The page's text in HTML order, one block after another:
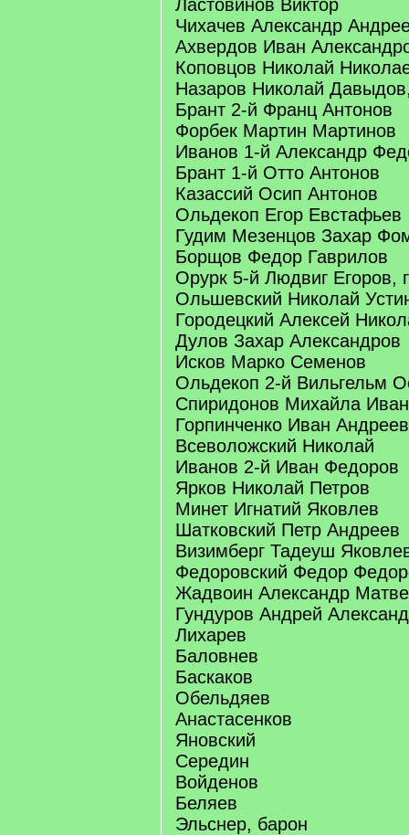
Ластовинов Виктор
Чихачев Александр
Ахвердов Иван
Коповцов Николай
Назаров Николай
Брант 2-й Франц Антонов
Форбек Мартин Мартинов
Иванов 1-й Александр
Брант 1-й Отто Антонов
Казассий Осип Антонов
Ольдекоп Егор Евстафьев
Гудим Мезенцов Захар
Борщов Федор Гаврилов
Орурк 5-й Людвиг Егоров,
Ольшевский Николай
Городецкий Алексей
Дулов Захар Александров
Исков Марко Семенов
Ольдекоп 2-й Вильгельм
Спиридонов Михайла
Горпинченко Иван Андреев
Всеволожский Николай
Иванов 2-й Иван Федоров
Ярков Николай Петров
Минет Игнатий Яковлев
Шатковский Петр Андреев
Визимберг Тадеуш
Федоровский Федор
Жадвоин Александр
Гундуров Андрей
Лихарев
Баловнев
Баскаков
Обельдяев
Анастасенков
Яновский
Середин
Войденов
Беляев
Эльснер, барон